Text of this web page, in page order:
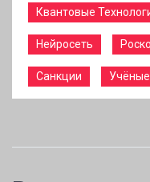
Квантовые
Нейросеть
Санкции Учёные